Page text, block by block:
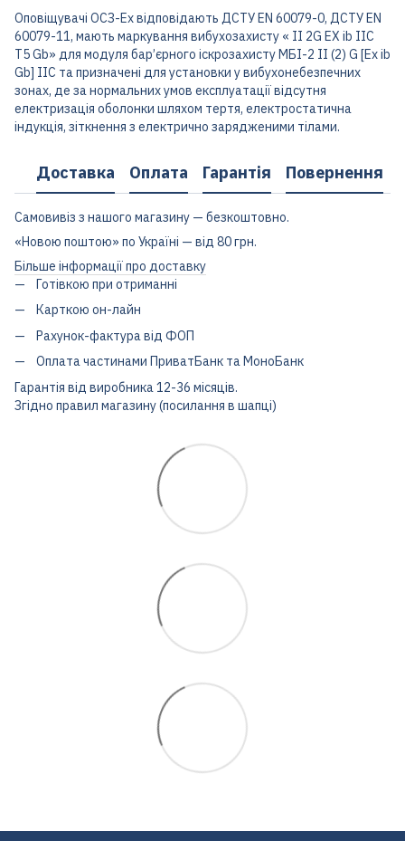
Оповіщувачі ОСЗ-Ех відповідають ДСТУ EN 60079-0, ДСТУ EN
60079-11, мають маркування вибухозахисту « II 2G EX ib IIC
T5 Gb» для модуля бар’єрного іскрозахисту МБІ-2 II (2) G [Ex ib
Gb] IIC та призначені для установки у вибухонебезпечних
зонах, де за нормальних умов експлуатації відсутня
електризація оболонки шляхом тертя, електростатична
індукція, зіткнення з електрично зарядженими тілами.
Доставка Оплата Гарантія Повернення
Самовивіз з нашого магазину — безкоштовно.
«Новою поштою» по Україні — від 80 грн.
Більше інформації про доставку
Готівкою при отриманні
Карткою он-лайн
Рахунок-фактура від ФОП
Оплата частинами ПриватБанк та МоноБанк
Гарантія від виробника 12-36 місяців.
Згідно правил магазину (посилання в шапці)